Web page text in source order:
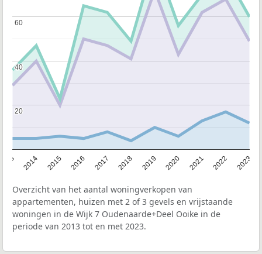
2014 2015 2016 2017 2018 2019 2020 2021 2022 2023
20
20
40
40
60
60
Overzicht van het aantal woningverkopen van
appartementen, huizen met 2 of 3 gevels en vrijstaande
woningen in de Wijk 7 Oudenaarde+Deel Ooike in de
periode van 2013 tot en met 2023.